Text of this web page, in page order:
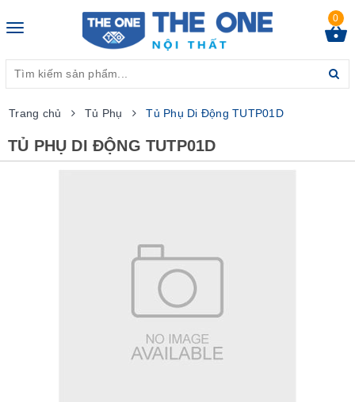
Toggle
0
Trang chủ Tủ Phụ Tủ Phụ Di Động TUTP01D
TỦ PHỤ DI ĐỘNG TUTP01D